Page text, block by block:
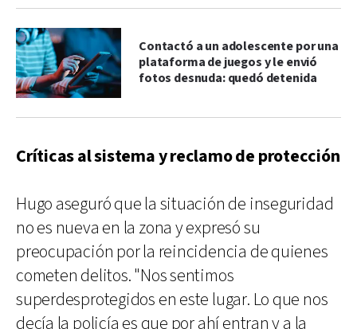
Contactó a un adolescente por una
plataforma de juegos y le envió
fotos desnuda: quedó detenida
Críticas al sistema y reclamo de protección
Hugo aseguró que la situación de inseguridad
no es nueva en la zona y expresó su
preocupación por la reincidencia de quienes
cometen delitos. "Nos sentimos
superdesprotegidos en este lugar. Lo que nos
decía la policía es que por ahí entran y a la